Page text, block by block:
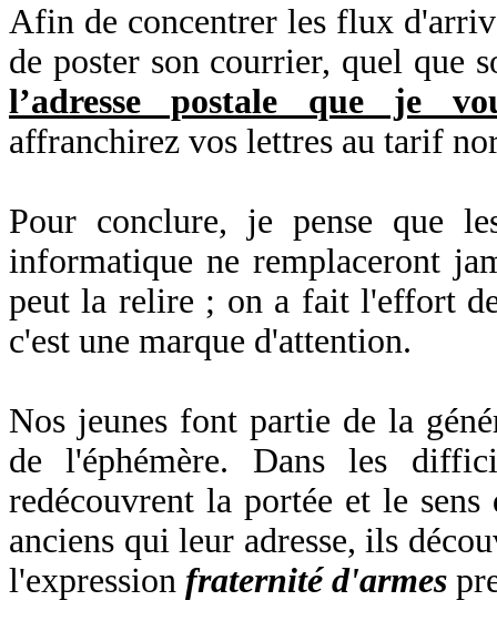
Afin de concentrer les flux
de poster son courrier, quel
l’adresse postale que je
affranchirez vos lettres au tarif
Pour conclure, je pense que
informatique ne remplaceront
peut la relire ; on a fait l'effort
c'est une marque d'attention.
Nos jeunes font partie de la
de l'éphémère. Dans les
redécouvrent la portée et le
anciens qui leur adresse, ils
l'expression fraternité d'armes